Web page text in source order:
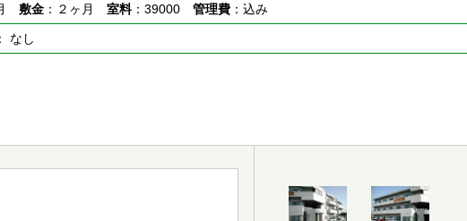
敷金：２ヶ月 室料：39000 管理費：込み
なし